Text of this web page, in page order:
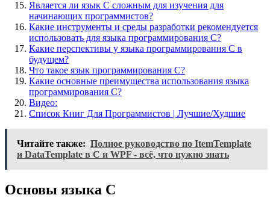
Является ли язык C сложным для изучения для
начинающих программистов?
Какие инструменты и среды разработки рекомендуется
использовать для языка программирования C?
Какие перспективы у языка программирования C в
будущем?
Что такое язык программирования C?
Какие основные преимущества использования языка
программирования C?
Видео:
Список Книг Для Программистов | Лучшие/Худшие
Читайте также: Полное руководство по ItemTemplate
и DataTemplate в C и WPF - всё, что нужно знать
Основы языка C